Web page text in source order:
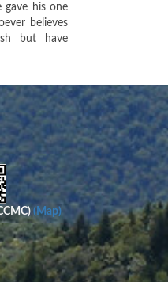
gave his one
believes
but have
(Map)